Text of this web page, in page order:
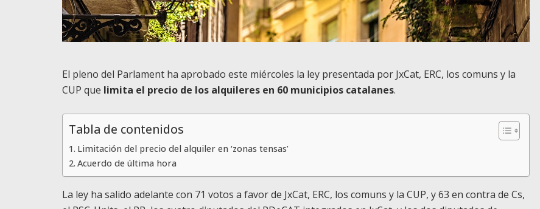
El pleno del Parlament ha aprobado este miércoles la ley presentada por JxCat, ERC, los comuns y la
CUP que limita el precio de los alquileres en 60 municipios catalanes.
Tabla de contenidos
Limitación del precio del alquiler en ‘zonas tensas’
Acuerdo de última hora
La ley ha salido adelante con 71 votos a favor de JxCat, ERC, los comuns y la CUP, y 63 en contra de Cs,